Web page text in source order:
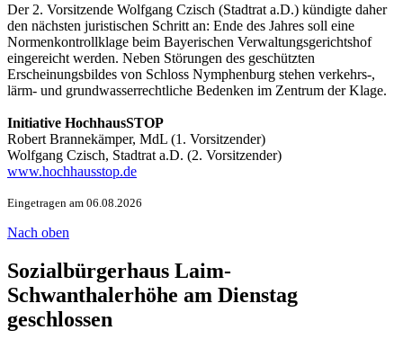
Der 2. Vorsitzende Wolfgang Czisch (Stadtrat a.D.) kündigte daher
den nächsten juristischen Schritt an: Ende des Jahres soll eine
Normenkontrollklage beim Bayerischen Verwaltungsgerichtshof
eingereicht werden. Neben Störungen des geschützten
Erscheinungsbildes von Schloss Nymphenburg stehen verkehrs-,
lärm- und grundwasserrechtliche Bedenken im Zentrum der Klage.
Initiative HochhausSTOP
Robert Brannekämper, MdL (1. Vorsitzender)
Wolfgang Czisch, Stadtrat a.D. (2. Vorsitzender)
www.hochhausstop.de
Eingetragen am 06.08.2026
Nach oben
Sozialbürgerhaus Laim-
Schwanthalerhöhe am Dienstag
geschlossen